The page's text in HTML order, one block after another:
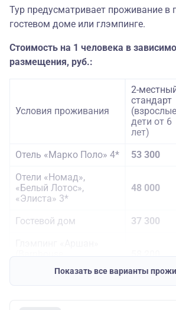
Тур предусматривает проживание в
гостевом доме или глэмпинге.
Стоимость на 1 человека в
размещения, руб.:
Условия проживания
2-
стандарт
дети от 6
лет)
Отель «Марко Поло» 4* 53 300
Отели «Номад»,
«Белый Лотос»,
«Элиста» 3*
48 000
Гостевой дом 37 300
Показать все варианты